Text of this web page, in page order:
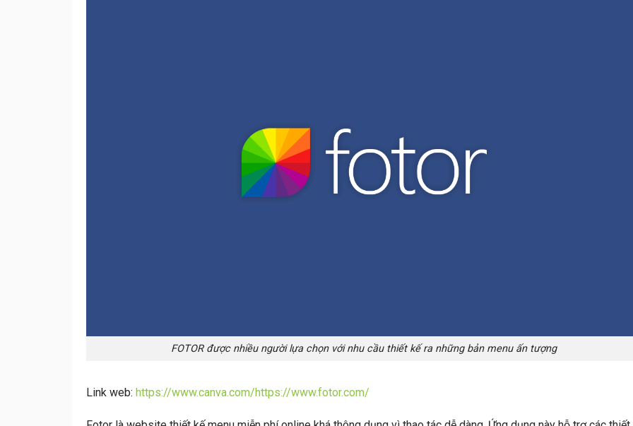
FOTOR được nhiều người lựa chọn với nhu cầu thiết kế ra những bản menu ấn tượng
Link web: https://www.canva.com/https://www.fotor.com/